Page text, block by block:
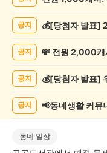
목
공지
공지
공지
공지 📢동네생활 커
동네 일상